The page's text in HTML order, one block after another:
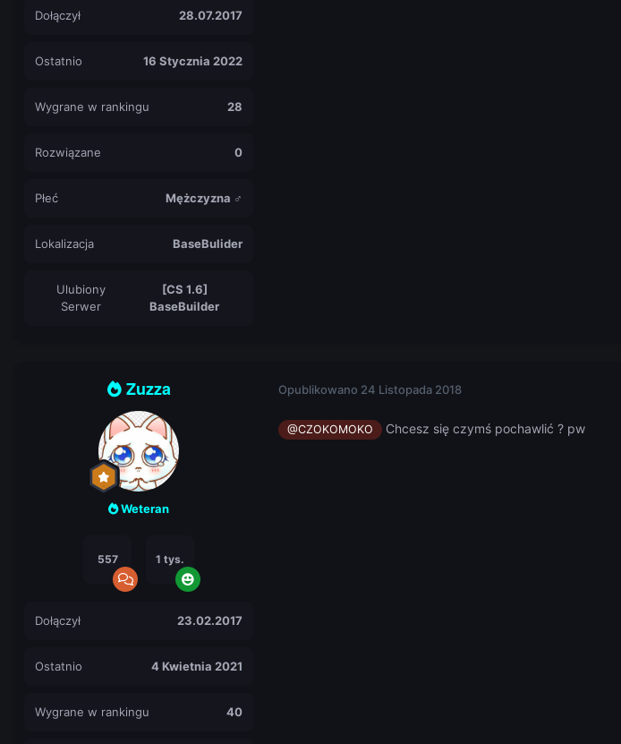
Dołączył 28.07.2017
Ostatnio 16 Stycznia 2022
Wygrane w rankingu 28
Rozwiązane 0
Płeć Mężczyzna ♂
Lokalizacja BaseBulider
Ulubiony
Serwer
[CS 1.6]
BaseBuilder
Zuzza
Weteran
557 1 tys.
Dołączył 23.02.2017
Ostatnio 4 Kwietnia 2021
Wygrane w rankingu 40
Opublikowano 24 Listopada 2018
@CZOKOMOKO Chcesz się czymś pochawlić ? pw